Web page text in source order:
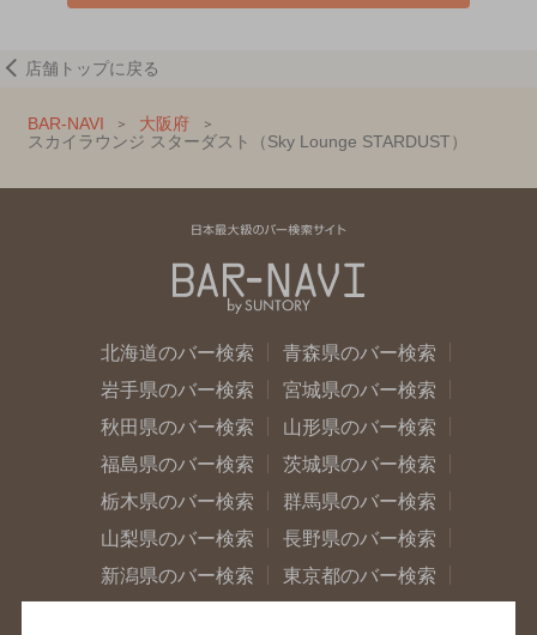
店舗トップに戻る
BAR-NAVI
大阪府
スカイラウンジ スターダスト（Sky Lounge STARDUST）
北海道のバー検索
青森県のバー検索
岩手県のバー検索
宮城県のバー検索
秋田県のバー検索
山形県のバー検索
福島県のバー検索
茨城県のバー検索
栃木県のバー検索
群馬県のバー検索
山梨県のバー検索
長野県のバー検索
新潟県のバー検索
東京都のバー検索